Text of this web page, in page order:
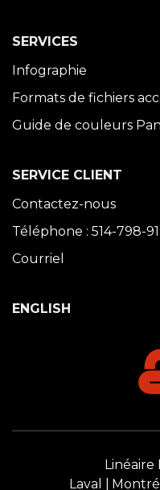
SERVICES
Infographie
Formats de fichiers
Guide de couleurs
SERVICE CLIENT
Contactez-nous
Téléphone : 514-798-
Courriel
ENGLISH
Linéaire
Laval